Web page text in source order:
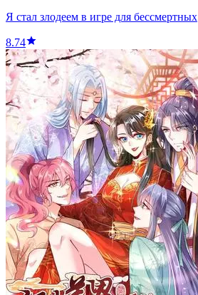
Я стал злодеем в игре для бессмертных
8.74